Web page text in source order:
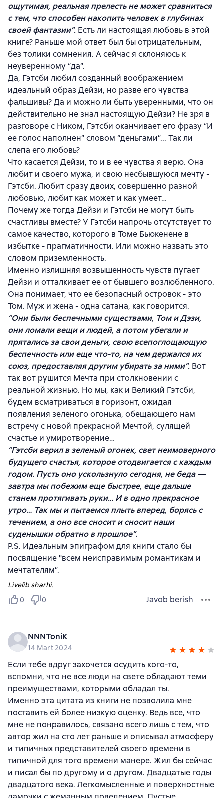
ощутимая, реальная прелесть не может сравниться
с тем, что способен накопить человек в глубинах
своей фантазии”. Есть ли настоящая любовь в этой
книге? Раньше мой ответ был бы отрицательным,
без толики сомнения. А сейчас я склоняюсь к
неуверенному “да”.
Да, Гэтсби любил созданный воображением
идеальный образ Дейзи, но разве его чувства
фальшивы? Да и можно ли быть уверенными, что он
действительно не знал настоящую Дейзи? Не зря в
разговоре с Ником, Гэтсби оканчивает его фразу “И
ее голос наполнен” словом “деньгами”... Так ли
слепа его любовь?
Что касается Дейзи, то и в ее чувства я верю. Она
любит и своего мужа, и свою несбывшуюся мечту -
Гэтсби. Любит сразу двоих, совершенно разной
любовью, любит как может и как умеет…
Почему же тогда Дейзи и Гэтсби не могут быть
счастливы вместе? У Гэтсби напрочь отсутствует то
самое качество, которого в Томе Бьюкенене в
избытке - прагматичности. Или можно назвать это
словом приземленность.
Именно излишняя возвышенность чувств пугает
Дейзи и отталкивает ее от бывшего возлюбленного.
Она понимает, что ее безопасный островок - это
Том. Муж и жена - одна сатана, как говорится.
“Они были беспечными существами, Том и Дэзи,
они ломали вещи и людей, а потом убегали и
прятались за свои деньги, свою всепоглощающую
беспечность или еще что-то, на чем держался их
союз, предоставляя другим убирать за ними”. Вот
так вот рушится Мечта при столкновении с
реальной жизнью. Но мы, как и Великий Гэтсби,
будем всматриваться в горизонт, ожидая
появления зеленого огонька, обещающего нам
встречу с новой прекрасной Мечтой, сулящей
счастье и умиротворение…
“Гэтсби верил в зеленый огонек, свет неимоверного
будущего счастья, которое отодвигается с каждым
годом. Пусть оно ускользнуло сегодня, не беда —
завтра мы побежим еще быстрее, еще дальше
станем протягивать руки… И в одно прекрасное
утро… Так мы и пытаемся плыть вперед, борясь с
течением, а оно все сносит и сносит наши
суденышки обратно в прошлое”.
P.S. Идеальным эпиграфом для книги стало бы
посвящение "всем неисправимым романтикам и
мечтателям”.
Livelib sharhi.
0
0 Javob berish
NNNToniK
14 Mart 2024
Если тебе вдруг захочется осудить кого-то,
вспомни, что не все люди на свете обладают теми
преимуществами, которыми обладал ты.
Именно эта цитата из книги не позволила мне
поставить ей более низкую оценку. Ведь все, что
мне не понравилось, связано всего лишь с тем, что
автор жил на сто лет раньше и описывал атмосферу
и типичных представителей своего времени в
типичной для того времени манере. Жил бы сейчас
и писал бы по другому и о другом. Двадцатые годы
двадцатого века. Легкомысленные и поверхностные